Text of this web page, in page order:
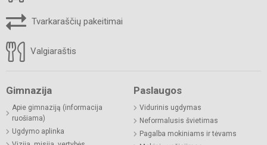
Tvarkaraščių pakeitimai
Valgiaraštis
Gimnazija
Apie gimnaziją (informacija
ruošiama)
Ugdymo aplinka
Paslaugos
Vidurinis ugdymas
Neformalusis švietimas
Pagalba mokiniams ir tėvams